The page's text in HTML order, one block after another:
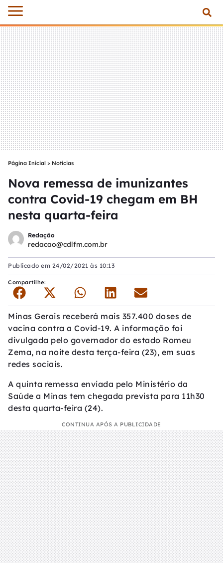
Página Inicial > Notícias
Nova remessa de imunizantes
contra Covid-19 chegam em BH
nesta quarta-feira
Redação
redacao@cdlfm.com.br
Publicado em 24/02/2021 às 10:13
Compartilhe:
Minas Gerais receberá mais 357.400 doses de
vacina contra a Covid-19. A informação foi
divulgada pelo governador do estado Romeu
Zema, na noite desta terça-feira (23), em suas
redes sociais.
A quinta remessa enviada pelo Ministério da
Saúde a Minas tem chegada prevista para 11h30
desta quarta-feira (24).
CONTINUA APÓS A PUBLICIDADE